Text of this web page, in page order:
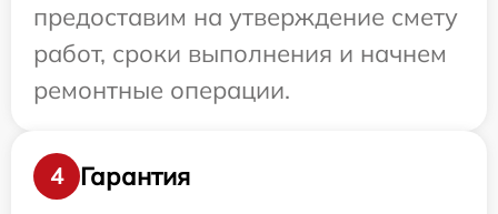
предоставим на утверждение смету
работ, сроки выполнения и начнем
ремонтные операции.
4
Гарантия